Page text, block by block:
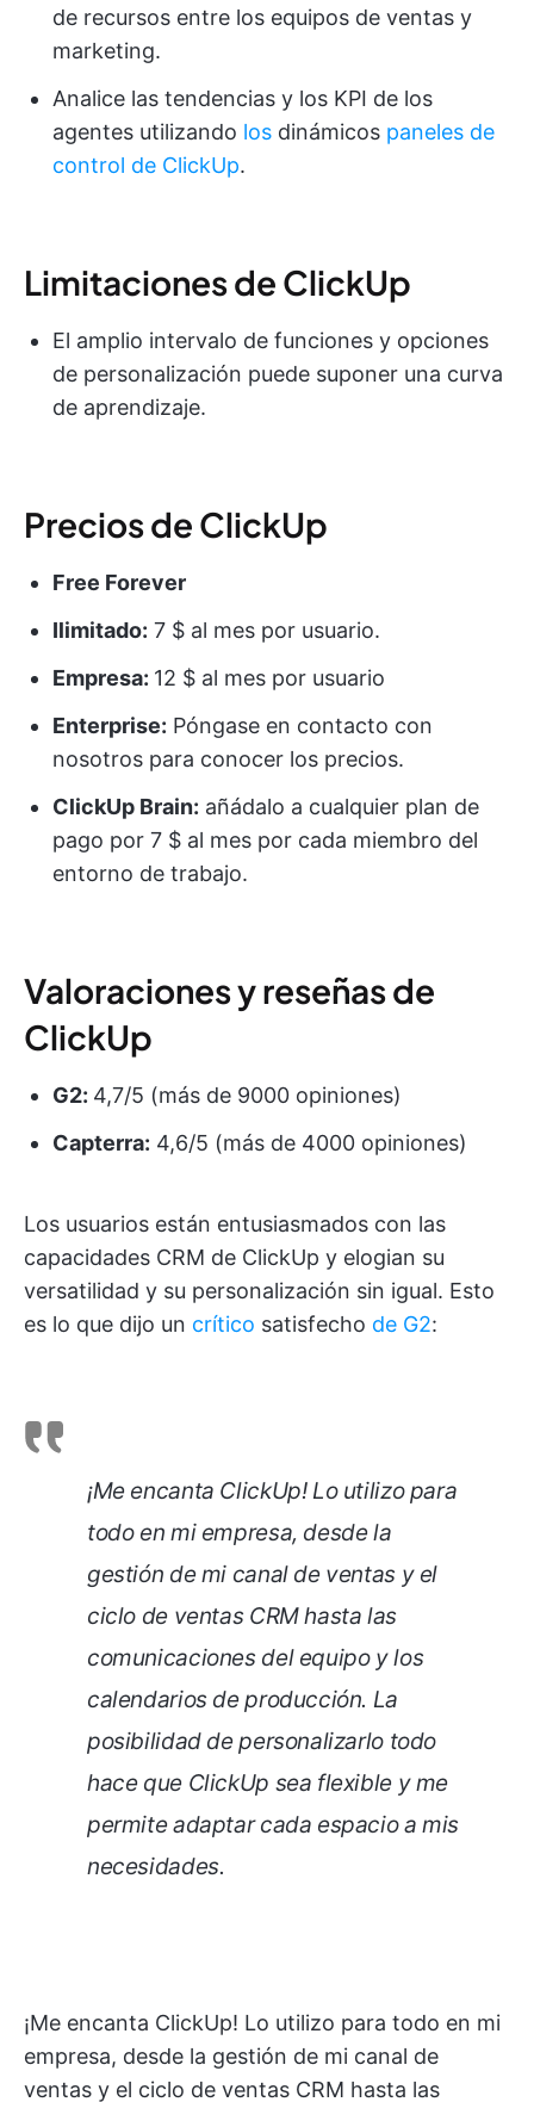
de recursos entre los equipos de ventas y
marketing.
Analice las tendencias y los KPI de los
agentes utilizando los dinámicos paneles de
control de ClickUp.
Limitaciones de ClickUp
El amplio intervalo de funciones y opciones
de personalización puede suponer una curva
de aprendizaje.
Precios de ClickUp
Free Forever
Ilimitado: 7 $ al mes por usuario.
Empresa: 12 $ al mes por usuario
Enterprise: Póngase en contacto con
nosotros para conocer los precios.
ClickUp Brain: añádalo a cualquier plan de
pago por 7 $ al mes por cada miembro del
entorno de trabajo.
Valoraciones y reseñas de
ClickUp
G2: 4,7/5 (más de 9000 opiniones)
Capterra: 4,6/5 (más de 4000 opiniones)
Los usuarios están entusiasmados con las
capacidades CRM de ClickUp y elogian su
versatilidad y su personalización sin igual. Esto
es lo que dijo un crítico satisfecho de G2:
¡Me encanta ClickUp! Lo utilizo para
todo en mi empresa, desde la
gestión de mi canal de ventas y el
ciclo de ventas CRM hasta las
comunicaciones del equipo y los
calendarios de producción. La
posibilidad de personalizarlo todo
hace que ClickUp sea flexible y me
permite adaptar cada espacio a mis
necesidades.
¡Me encanta ClickUp! Lo utilizo para todo en mi
empresa, desde la gestión de mi canal de
ventas y el ciclo de ventas CRM hasta las